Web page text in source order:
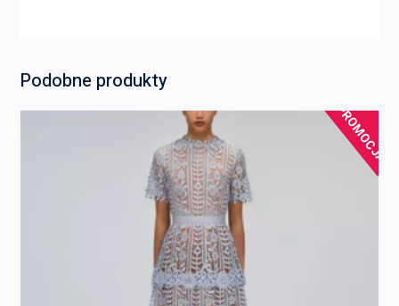
Podobne produkty
PROMOCJA!